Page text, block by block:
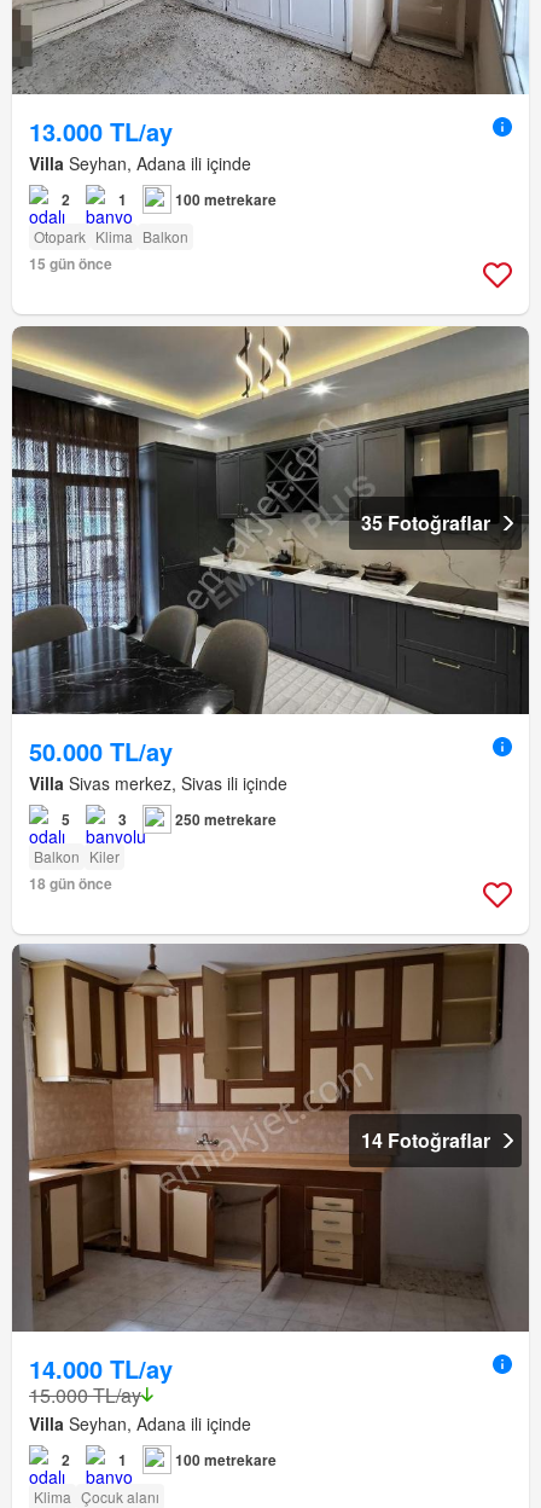
13.000 TL/ay
Villa Seyhan, Adana ili içinde
2 1 100 metrekare
Otopark Klima Balkon
15 gün önce
35 Fotoğraflar
50.000 TL/ay
Villa Sivas merkez, Sivas ili içinde
5 3 250 metrekare
Balkon Kiler
18 gün önce
14 Fotoğraflar
14.000 TL/ay
15.000 TL/ay
Villa Seyhan, Adana ili içinde
2 1 100 metrekare
Klima Çocuk alanı